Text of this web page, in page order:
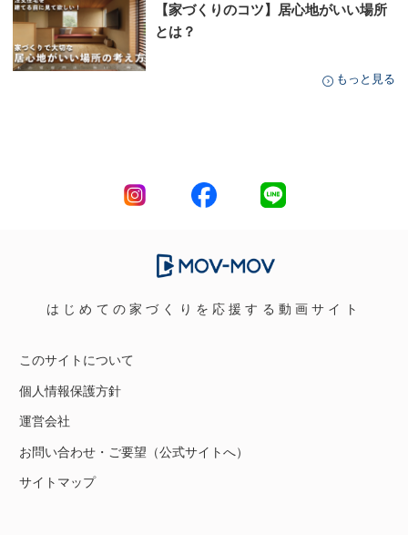
【家づくりのコツ】居心地がいい場所
とは？
もっと見る
はじめての家づくりを応援する動画サイト
このサイトについて
個人情報保護方針
運営会社
お問い合わせ・ご要望（公式サイトへ）
サイトマップ